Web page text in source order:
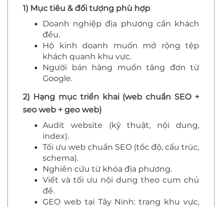
1) Mục tiêu & đối tượng phù hợp
Doanh nghiệp địa phương cần khách
đều.
Hộ kinh doanh muốn mở rộng tệp
khách quanh khu vực.
Người bán hàng muốn tăng đơn từ
Google.
2) Hạng mục triển khai (web chuẩn SEO +
seo web + geo web)
Audit website (kỹ thuật, nội dung,
index).
Tối ưu web chuẩn SEO (tốc độ, cấu trúc,
schema).
Nghiên cứu từ khóa địa phương.
Viết và tối ưu nội dung theo cụm chủ
đề.
GEO web tại Tây Ninh: trang khu vực,